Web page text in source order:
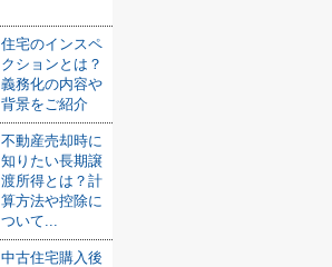
住宅のインスペ
クションとは？
義務化の内容や
背景をご紹介
不動産売却時に
知りたい長期譲
渡所得とは？計
算方法や控除に
ついて...
中古住宅購入後